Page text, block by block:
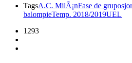
TagsA.C. MilÃ¡nFase de grupos
balompieTemp. 2018/2019UEL
1293